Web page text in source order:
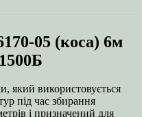
05 (коса) 6м
який використовується
під час збирання
і призначений для